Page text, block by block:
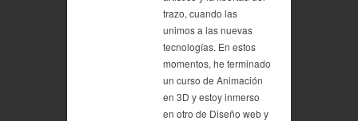
trazo, cuando las
unimos a las nuevas
tecnologías. En estos
momentos, he terminado
un curso de Animación
en 3D y estoy inmerso
en otro de Diseño web y